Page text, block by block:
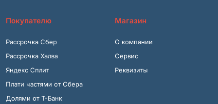
Покупателю
Рассрочка Сбер
Рассрочка Халва
Яндекс Сплит
Плати частями от Сбера
Долями от Т-Банк
Магазин
О компании
Сервис
Реквизиты